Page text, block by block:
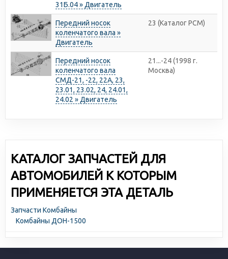
31Б.04 » Двигатель
Передний носок
коленчатого вала »
Двигатель
23 (Каталог РСМ)
Передний носок
коленчатого вала
СМД-21, -22, 22А, 23,
23.01, 23.02, 24, 24.01,
24.02 » Двигатель
21...-24 (1998 г.
Москва)
КАТАЛОГ ЗАПЧАСТЕЙ ДЛЯ
АВТОМОБИЛЕЙ К КОТОРЫМ
ПРИМЕНЯЕТСЯ ЭТА ДЕТАЛЬ
Запчасти Комбайны
Комбайны ДОН-1500